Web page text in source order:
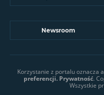
Newsroom
Korzystanie z portalu oznacza
preferencji. Prywatność.
Wszystkie